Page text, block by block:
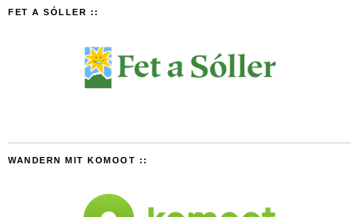
FET A SÓLLER ::
WANDERN MIT KOMOOT ::